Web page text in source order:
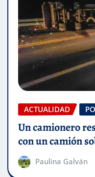
ACTUALIDAD
Un camionero
con un camión
Paulina Galván